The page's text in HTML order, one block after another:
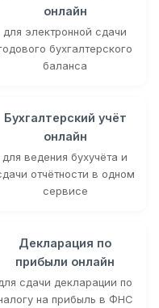
онлайн
для электронной сдачи
бухгалтерского
баланса
Бухгалтерский учёт
онлайн
для ведения бухучёта и
отчётности в одном
сервисе
Декларация по
прибыли онлайн
сдачи декларации по
на прибыль в ФНС